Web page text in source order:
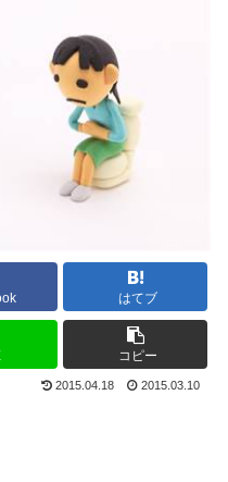
はてブ
コピー
2015.04.18 2015.03.10